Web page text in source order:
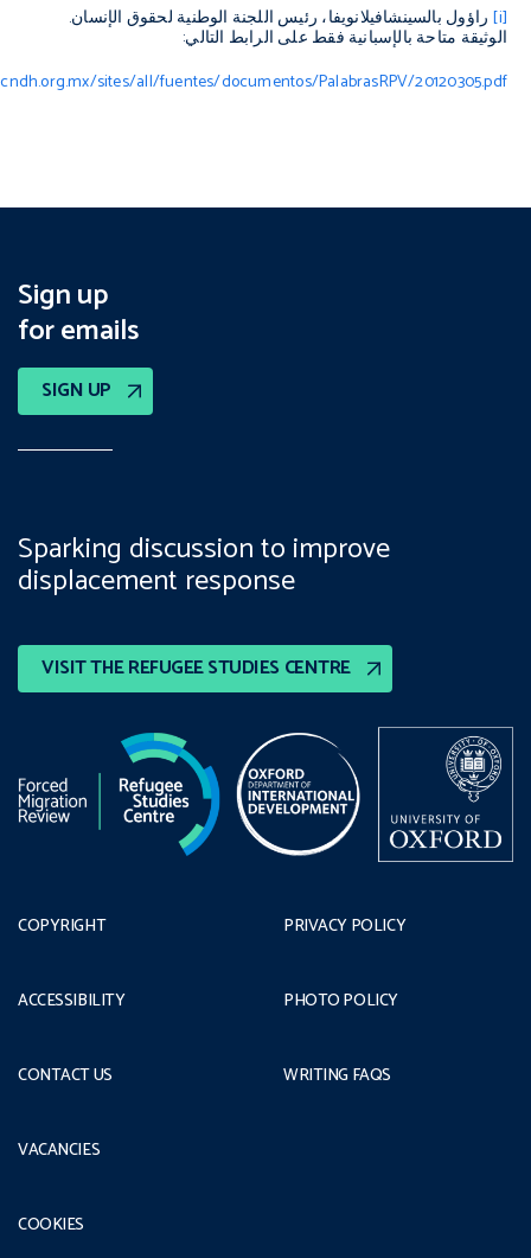
[i] راؤول بالسينشافيلانويفا، رئيس اللجنة الوطنية لحقوق الإنسان.
الوثيقة متاحة بالإسبانية فقط على الرابط التالي:
sites/all/fuentes/documentos/PalabrasRPV/20120305.pdf
Sign up
for emails
SIGN UP
VISIT THE REFUGEE STUDIES CENTRE
Sparking discussion to improve
displacement response
COPYRIGHT
ACCESSIBILITY
CONTACT US
PRIVACY POLICY
PHOTO POLICY
WRITING FAQS
VACANCIES
COOKIES